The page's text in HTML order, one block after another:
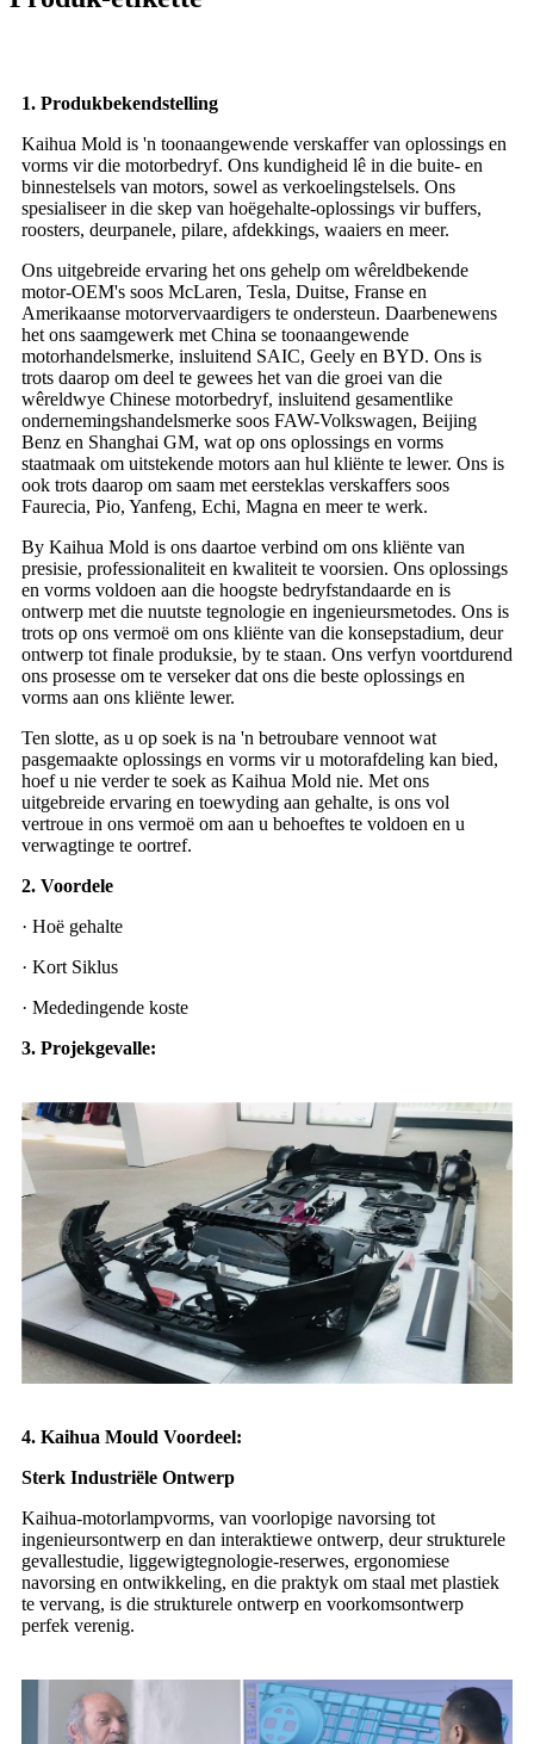
1. Produkbekendstelling
Kaihua Mold is 'n toonaangewende verskaffer van oplossings en
vorms vir die motorbedryf. Ons kundigheid lê in die buite- en
binnestelsels van motors, sowel as verkoelingstelsels. Ons
spesialiseer in die skep van hoëgehalte-oplossings vir buffers,
roosters, deurpanele, pilare, afdekkings, waaiers en meer.
Ons uitgebreide ervaring het ons gehelp om wêreldbekende
motor-OEM's soos McLaren, Tesla, Duitse, Franse en
Amerikaanse motorvervaardigers te ondersteun. Daarbenewens
het ons saamgewerk met China se toonaangewende
motorhandelsmerke, insluitend SAIC, Geely en BYD. Ons is
trots daarop om deel te gewees het van die groei van die
wêreldwye Chinese motorbedryf, insluitend gesamentlike
ondernemingshandelsmerke soos FAW-Volkswagen, Beijing
Benz en Shanghai GM, wat op ons oplossings en vorms
staatmaak om uitstekende motors aan hul kliënte te lewer. Ons is
ook trots daarop om saam met eersteklas verskaffers soos
Faurecia, Pio, Yanfeng, Echi, Magna en meer te werk.
By Kaihua Mold is ons daartoe verbind om ons kliënte van
presisie, professionaliteit en kwaliteit te voorsien. Ons oplossings
en vorms voldoen aan die hoogste bedryfstandaarde en is
ontwerp met die nuutste tegnologie en ingenieursmetodes. Ons is
trots op ons vermoë om ons kliënte van die konsepstadium, deur
ontwerp tot finale produksie, by te staan. Ons verfyn voortdurend
ons prosesse om te verseker dat ons die beste oplossings en
vorms aan ons kliënte lewer.
Ten slotte, as u op soek is na 'n betroubare vennoot wat
pasgemaakte oplossings en vorms vir u motorafdeling kan bied,
hoef u nie verder te soek as Kaihua Mold nie. Met ons
uitgebreide ervaring en toewyding aan gehalte, is ons vol
vertroue in ons vermoë om aan u behoeftes te voldoen en u
verwagtinge te oortref.
2. Voordele
· Hoë gehalte
· Kort Siklus
· Mededingende koste
3. Projekgevalle:
4. Kaihua Mould Voordeel:
Sterk Industriële Ontwerp
Kaihua-motorlampvorms, van voorlopige navorsing tot
ingenieursontwerp en dan interaktiewe ontwerp, deur strukturele
gevallestudie, liggewigtegnologie-reserwes, ergonomiese
navorsing en ontwikkeling, en die praktyk om staal met plastiek
te vervang, is die strukturele ontwerp en voorkomsontwerp
perfek verenig.